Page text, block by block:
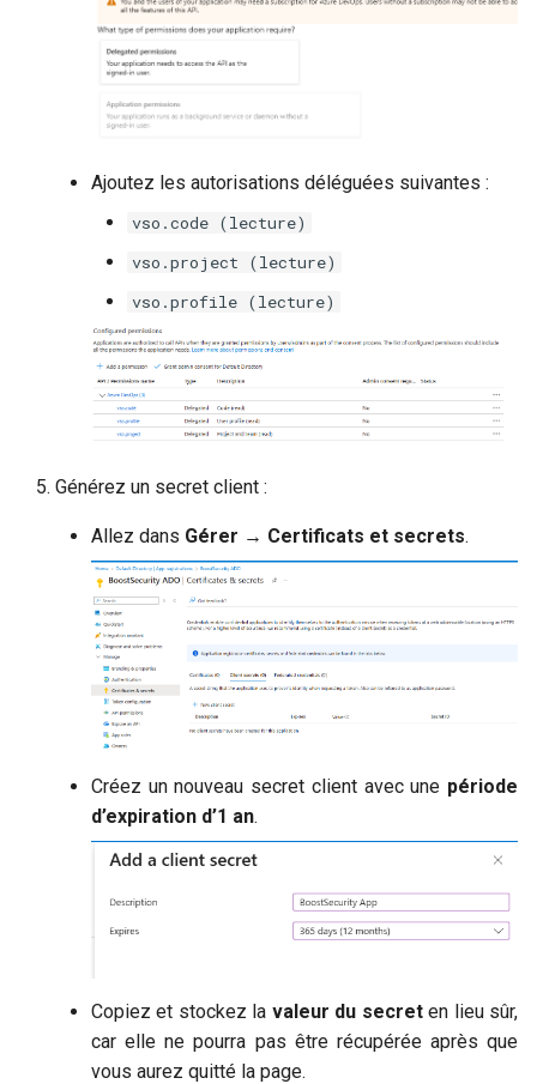
Ajoutez les autorisations déléguées suivantes :
vso.code (lecture)
vso.project (lecture)
vso.profile (lecture)
Générez un secret client :
Allez dans Gérer → Certificats et secrets.
Créez un nouveau secret client avec une période
d’expiration d’1 an.
Copiez et stockez la valeur du secreten lieu sûr,
car elle ne pourra pas être récupérée après que
vous aurez quitté la page.